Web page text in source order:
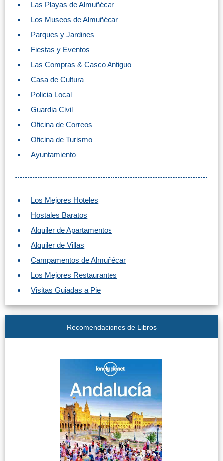
Las Playas de Almuñécar
Los Museos de Almuñécar
Parques y Jardines
Fiestas y Eventos
Las Compras & Casco Antiguo
Casa de Cultura
Policia Local
Guardia Civil
Oficina de Correos
Oficina de Turismo
Ayuntamiento
Los Mejores Hoteles
Hostales Baratos
Alquiler de Apartamentos
Alquiler de Villas
Campamentos de Almuñécar
Los Mejores Restaurantes
Visitas Guiadas a Pie
Recomendaciones de Libros